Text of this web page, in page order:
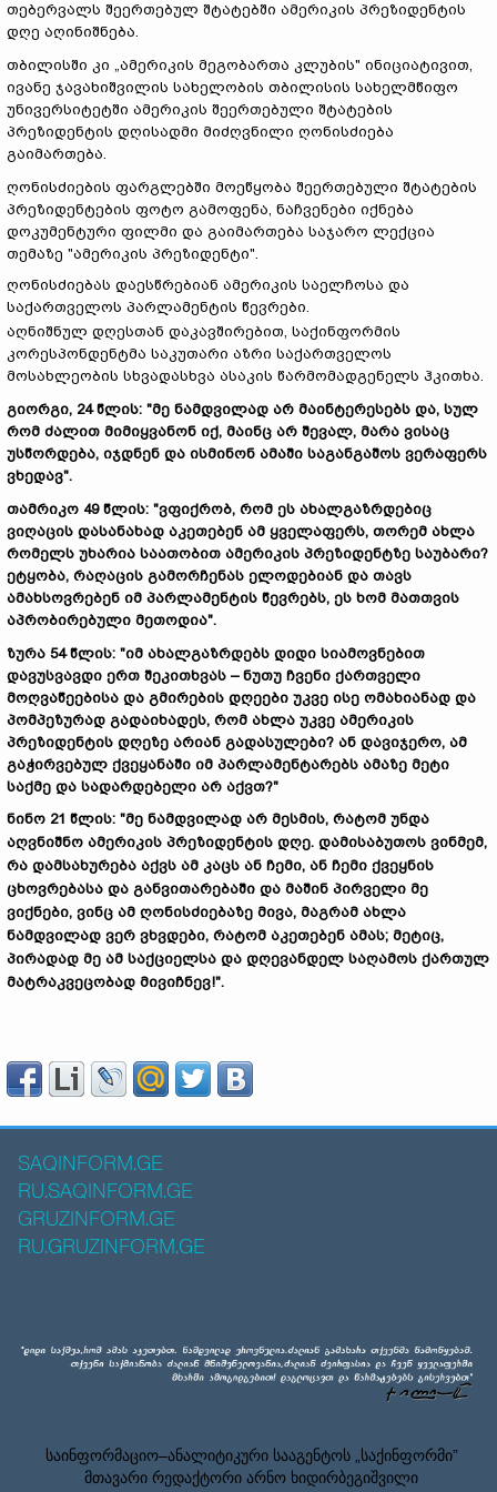
თებერვალს შეერთებულ შტატებში ამერიკის პრეზიდენტის
დღე აღინიშნება.
თბილისში კი „ამერიკის მეგობართა კლუბის" ინიციატივით,
ივანე ჯავახიშვილის სახელობის თბილისის სახელმწიფო
უნივერსიტეტში ამერიკის შეერთებული შტატების
პრეზიდენტის დღისადმი მიძღვნილი ღონისძიება
გაიმართება.
ღონისძიების ფარგლებში მოეწყობა შეერთებული შტატების
პრეზიდენტების ფოტო გამოფენა, ნაჩვენები იქნება
დოკუმენტური ფილმი და გაიმართება საჯარო ლექცია
თემაზე "ამერიკის პრეზიდენტი".
ღონისძიებას დაესწრებიან ამერიკის საელჩოსა და
საქართველოს პარლამენტის წევრები.
აღნიშნულ დღესთან დაკავშირებით, საქინფორმის
კორესპონდენტმა საკუთარი აზრი საქართველოს
მოსახლეობის სხვადასხვა ასაკის წარმომადგენელს ჰკითხა.
გიორგი, 24წლის: "მე ნამდვილად არ მაინტერესებს და, სულ
რომ ძალით მიმიყვანონ იქ, მაინც არ შევალ, მარა ვისაც
უსწორდება, იჯდნენ და ისმინონ ამაში საგანგაშოს ვერაფერს
ვხედავ".
თამრიკო 49 წლის: "ვფიქრობ, რომ ეს ახალგაზრდებიც
ვიღაცის დასანახად აკეთებენ ამ ყველაფერს, თორემ ახლა
რომელს უხარია საათობით ამერიკის პრეზიდენტზე საუბარი?
ეტყობა, რაღაცის გამორჩენას ელოდებიან და თავს
ამახსოვრებენ იმ პარლამენტის წევრებს, ეს ხომ მათთვის
აპრობირებული მეთოდია".
ზურა 54წლის: "იმ ახალგაზრდებს დიდი სიამოვნებით
დავუსვავდი ერთ შეკითხვას – ნუთუ ჩვენი ქართველი
მოღვაწეებისა და გმირების დღეები უკვე ისე ომახიანად და
პომპეზურად გადაიხადეს, რომ ახლა უკვე ამერიკის
პრეზიდენტის დღეზე არიან გადასულები? ან დავიჯერო, ამ
გაჭირვებულ ქვეყანაში იმ პარლამენტარებს ამაზე მეტი
საქმე და სადარდებელი არ აქვთ?"
ნინო 21 წლის: "მე ნამდვილად არ მესმის, რატომ უნდა
აღვნიშნო ამერიკის პრეზიდენტის დღე. დამისაბუთოს ვინმემ,
რა დამსახურება აქვს ამ კაცს ან ჩემი, ან ჩემი ქვეყნის
ცხოვრებასა და განვითარებაში და მაშინ პირველი მე
ვიქნები, ვინც ამ ღონისძიებაზე მივა, მაგრამ ახლა
ნამდვილად ვერ ვხვდები, რატომ აკეთებენ ამას; მეტიც,
პირადად მე ამ საქციელსა და დღევანდელ საღამოს ქართულ
მატრაკვეცობად მივიჩნევ!".
SAQINFORM.GE
RU.SAQINFORM.GE
GRUZINFORM.GE
RU.GRUZINFORM.GE
საინფორმაციო–ანალიტიკური სააგენტოს „საქინფორმი”
მთავარი რედაქტორი არნო ხიდირბეგიშვილი